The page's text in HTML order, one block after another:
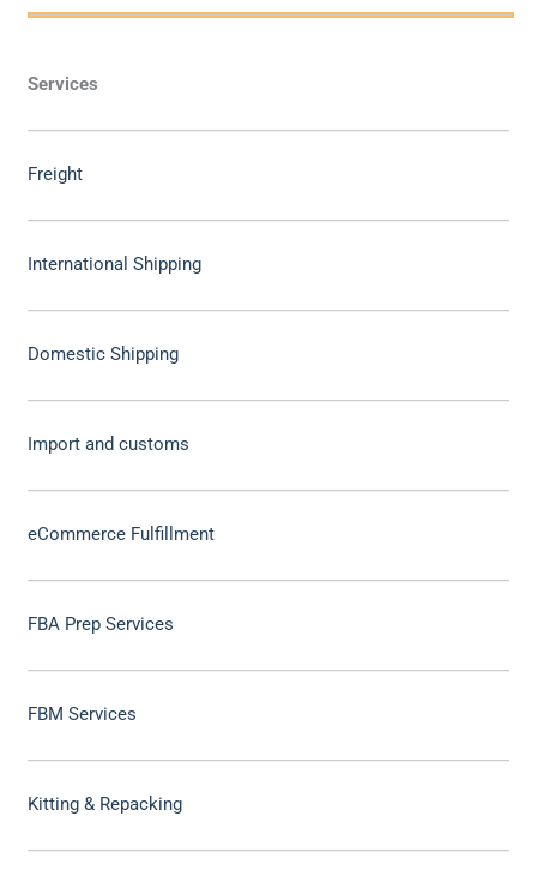
Services
Freight
International Shipping
Domestic Shipping
Import and customs
eCommerce Fulfillment
FBA Prep Services
FBM Services
Kitting & Repacking